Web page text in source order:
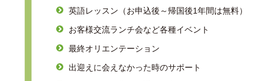
英語レッスン（お申込後～帰国後1年間は無料）
お客様交流ランチ会など各種イベント
最終オリエンテーション
出迎えに会えなかった時のサポート